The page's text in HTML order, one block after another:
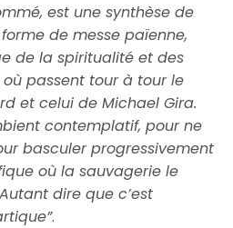
est une synthèse de
de messe païenne,
de la spiritualité et des
passent tour à tour le
et celui de Michael Gira.
contemplatif, pour ne
basculer progressivement
où la sauvagerie le
dire que c’est
.